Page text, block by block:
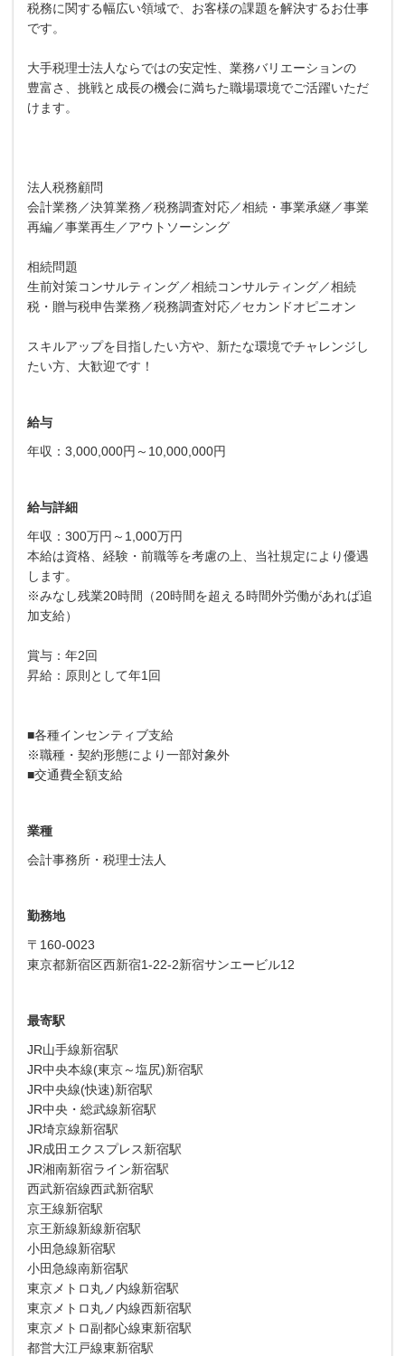
税務に関する幅広い領域で、お客様の課題を解決するお仕事
です。
大手税理士法人ならではの安定性、業務バリエーションの
豊富さ、挑戦と成長の機会に満ちた職場環境でご活躍いただ
けます。
法人税務顧問
会計業務／決算業務／税務調査対応／相続・事業承継／事業
再編／事業再生／アウトソーシング
相続問題
生前対策コンサルティング／相続コンサルティング／相続
税・贈与税申告業務／税務調査対応／セカンドオピニオン
スキルアップを目指したい方や、新たな環境でチャレンジし
たい方、大歓迎です！
給与
年収：3,000,000円～10,000,000円
給与詳細
年収：300万円～1,000万円
本給は資格、経験・前職等を考慮の上、当社規定により優遇
します。
※みなし残業20時間（20時間を超える時間外労働があれば追
加支給）
賞与：年2回
昇給：原則として年1回
■各種インセンティブ支給
※職種・契約形態により一部対象外
■交通費全額支給
業種
会計事務所・税理士法人
勤務地
〒160-0023
東京都新宿区西新宿1-22-2新宿サンエービル12
最寄駅
JR山手線新宿駅
JR中央本線(東京～塩尻)新宿駅
JR中央線(快速)新宿駅
JR中央・総武線新宿駅
JR埼京線新宿駅
JR成田エクスプレス新宿駅
JR湘南新宿ライン新宿駅
西武新宿線西武新宿駅
京王線新宿駅
京王新線新線新宿駅
小田急線新宿駅
小田急線南新宿駅
東京メトロ丸ノ内線新宿駅
東京メトロ丸ノ内線西新宿駅
東京メトロ副都心線東新宿駅
都営大江戸線東新宿駅